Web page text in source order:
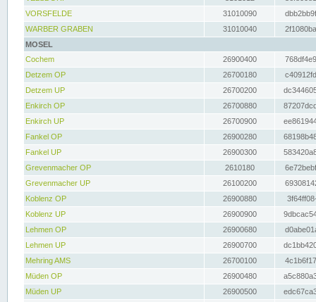
VORSFELDE
31010090
WARBER GRABEN
31010040
MOSEL
Cochem
26900400
Detzem OP
26700180
Detzem UP
26700200
Enkirch OP
26700880
Enkirch UP
26700900
Fankel OP
26900280
Fankel UP
26900300
Grevenmacher OP
2610180
Grevenmacher UP
26100200
Koblenz OP
26900880
Koblenz UP
26900900
Lehmen OP
26900680
Lehmen UP
26900700
Mehring AMS
26700100
Müden OP
26900480
Müden UP
26900500